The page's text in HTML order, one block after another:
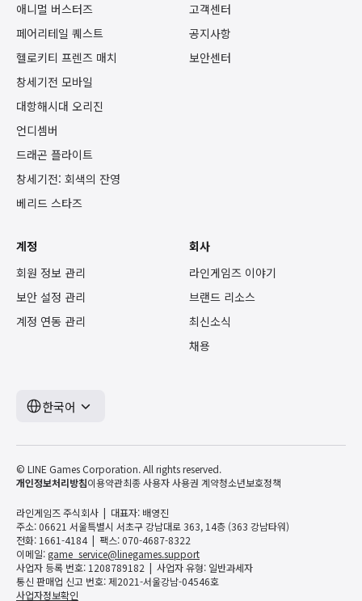
애니멀 버스터즈
페어리테일 퀘스트
헬로키티 프렌즈 매치
창세기전 모바일
대항해시대 오리진
언디셈버
드래곤 플라이트
창세기전: 회색의 잔영
베리드 스타즈
고객센터
공지사항
보안센터
계정
회원 정보 관리
보안 설정 관리
계정 연동 관리
회사
라인게임즈 이야기
브랜드 리소스
최신소식
채용
한국어
© LINE Games Corporation. All rights reserved.
개인정보처리방침이용약관최종 사용자 사용권 계약청소년보호정책
라인게임즈 주식회사
대표자: 배영진
주소: 06621 서울특별시 서초구 강남대로 363, 14층 (363 강남타워)
전화: 1661-4184
팩스: 070-4687-8322
이메일: game_service@linegames.support
사업자 등록 번호: 1208789182
사업자 유형: 일반과세자
통신 판매업 신고 번호: 제2021-서울강남-04546호
사업자정보확인